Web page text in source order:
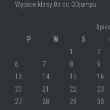
Wyjście klasy 8a do GOjumpu
P
W Ś
1
2
6
7 8 9
13
14 15 16
20
21 22 23
27
28 29 30